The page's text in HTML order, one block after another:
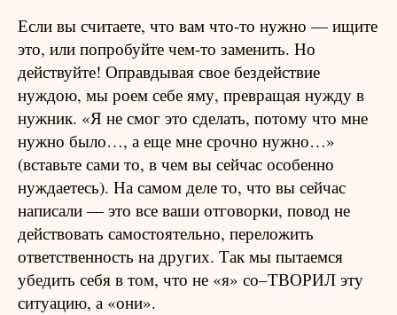
Если вы считаете, что вам что-то нужно — ищите
это, или попробуйте чем-то заменить. Но
действуйте! Оправдывая свое бездействие
нуждою, мы роем себе яму, превращая нужду в
нужник. «Я не смог это сделать, потому что мне
нужно было…, а еще мне срочно нужно…»
(вставьте сами то, в чем вы сейчас особенно
нуждаетесь). На самом деле то, что вы сейчас
написали — это все ваши отговорки, повод не
действовать самостоятельно, переложить
ответственность на других. Так мы пытаемся
убедить себя в том, что не «я» со–ТВОРИЛ эту
ситуацию, а «они».